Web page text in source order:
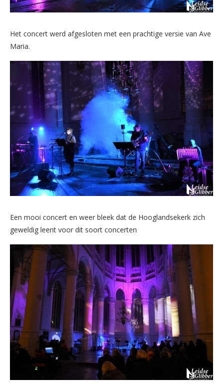
Het concert werd afgesloten met een prachtige versie van Ave
Maria.
Een mooi concert en weer bleek dat de Hooglandsekerk zich
geweldig leent voor dit soort concerten